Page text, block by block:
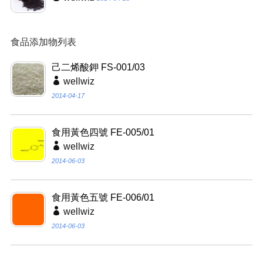
食品添加物列表
己二烯酸鉀 FS-001/03
wellwiz
2014-04-17
食用黃色四號 FE-005/01
wellwiz
2014-06-03
食用黃色五號 FE-006/01
wellwiz
2014-06-03